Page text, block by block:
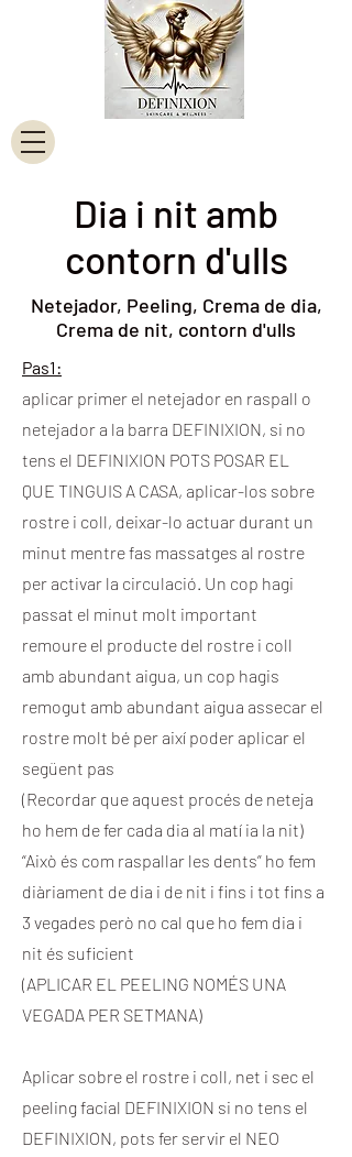
Dia i nit amb
contorn d'ulls
Netejador, Peeling, Crema de dia,
Crema de nit, contorn d'ulls
Pas1:
aplicar primer el netejador en raspall o
netejador a la barra DEFINIXION, si no
tens el DEFINIXION POTS POSAR EL
QUE TINGUIS A CASA, aplicar-los sobre
rostre i coll, deixar-lo actuar durant un
minut mentre fas massatges al rostre
per activar la circulació. Un cop hagi
passat el minut molt important
remoure el producte del rostre i coll
amb abundant aigua, un cop hagis
remogut amb abundant aigua assecar el
rostre molt bé per així poder aplicar el
següent pas
(Recordar que aquest procés de neteja
ho hem de fer cada dia al matí ia la nit)
“Això és com raspallar les dents” ho fem
diàriament de dia i de nit i fins i tot fins a
3 vegades però no cal que ho fem dia i
nit és suficient
(APLICAR EL PEELING NOMÉS UNA
VEGADA PER SETMANA)
Aplicar sobre el rostre i coll, net i sec el
peeling facial DEFINIXION si no tens el
DEFINIXION, pots fer servir el NEO